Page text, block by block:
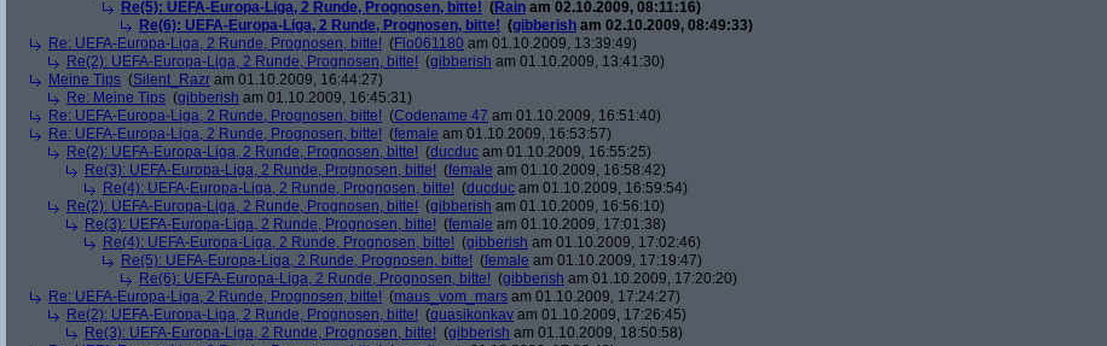
Re(5): UEFA-Europa-Liga, 2 Runde, Prognosen, bitte! (Rain am 02.10.2009, 08:11:16)
Re(6): UEFA-Europa-Liga, 2 Runde, Prognosen, bitte! (gibberish am 02.10.2009, 08:49:33)
Re: UEFA-Europa-Liga, 2 Runde, Prognosen, bitte! (Flo061180 am 01.10.2009, 13:39:49)
Re(2): UEFA-Europa-Liga, 2 Runde, Prognosen, bitte! (gibberish am 01.10.2009, 13:41:30)
Meine Tips (Silent_Razr am 01.10.2009, 16:44:27)
Re: Meine Tips (gibberish am 01.10.2009, 16:45:31)
Re: UEFA-Europa-Liga, 2 Runde, Prognosen, bitte! (Codename 47 am 01.10.2009, 16:51:40)
Re: UEFA-Europa-Liga, 2 Runde, Prognosen, bitte! (female am 01.10.2009, 16:53:57)
Re(2): UEFA-Europa-Liga, 2 Runde, Prognosen, bitte! (ducduc am 01.10.2009, 16:55:25)
Re(3): UEFA-Europa-Liga, 2 Runde, Prognosen, bitte! (female am 01.10.2009, 16:58:42)
Re(4): UEFA-Europa-Liga, 2 Runde, Prognosen, bitte! (ducduc am 01.10.2009, 16:59:54)
Re(2): UEFA-Europa-Liga, 2 Runde, Prognosen, bitte! (gibberish am 01.10.2009, 16:56:10)
Re(3): UEFA-Europa-Liga, 2 Runde, Prognosen, bitte! (female am 01.10.2009, 17:01:38)
Re(4): UEFA-Europa-Liga, 2 Runde, Prognosen, bitte! (gibberish am 01.10.2009, 17:02:46)
Re(5): UEFA-Europa-Liga, 2 Runde, Prognosen, bitte! (female am 01.10.2009, 17:19:47)
Re(6): UEFA-Europa-Liga, 2 Runde, Prognosen, bitte! (gibberish am 01.10.2009, 17:20:20)
Re: UEFA-Europa-Liga, 2 Runde, Prognosen, bitte! (maus_vom_mars am 01.10.2009, 17:24:27)
Re(2): UEFA-Europa-Liga, 2 Runde, Prognosen, bitte! (quasikonkav am 01.10.2009, 17:26:45)
Re(3): UEFA-Europa-Liga, 2 Runde, Prognosen, bitte! (gibberish am 01.10.2009, 18:50:58)